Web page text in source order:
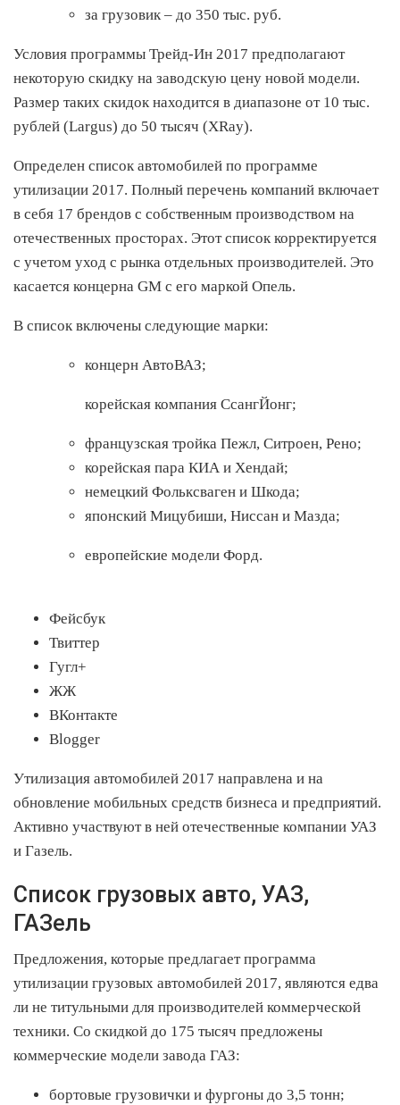
за грузовик – до 350 тыс. руб.
Условия программы Трейд-Ин 2017 предполагают
некоторую скидку на заводскую цену новой модели.
Размер таких скидок находится в диапазоне от 10 тыс.
рублей (Largus) до 50 тысяч (XRay).
Определен список автомобилей по программе
утилизации 2017. Полный перечень компаний включает
в себя 17 брендов с собственным производством на
отечественных просторах. Этот список корректируется
с учетом уход с рынка отдельных производителей. Это
касается концерна GM с его маркой Опель.
В список включены следующие марки:
концерн АвтоВАЗ;
корейская компания СсангЙонг;
французская тройка Пежл, Ситроен, Рено;
корейская пара КИА и Хендай;
немецкий Фольксваген и Шкода;
японский Мицубиши, Ниссан и Мазда;
европейские модели Форд.
Фейсбук
Твиттер
Гугл+
ЖЖ
ВКонтакте
Blogger
Утилизация автомобилей 2017 направлена и на
обновление мобильных средств бизнеса и предприятий.
Активно участвуют в ней отечественные компании УАЗ
и Газель.
Список грузовых авто, УАЗ,
ГАЗель
Предложения, которые предлагает программа
утилизации грузовых автомобилей 2017, являются едва
ли не титульными для производителей коммерческой
техники. Со скидкой до 175 тысяч предложены
коммерческие модели завода ГАЗ:
бортовые грузовички и фургоны до 3,5 тонн;